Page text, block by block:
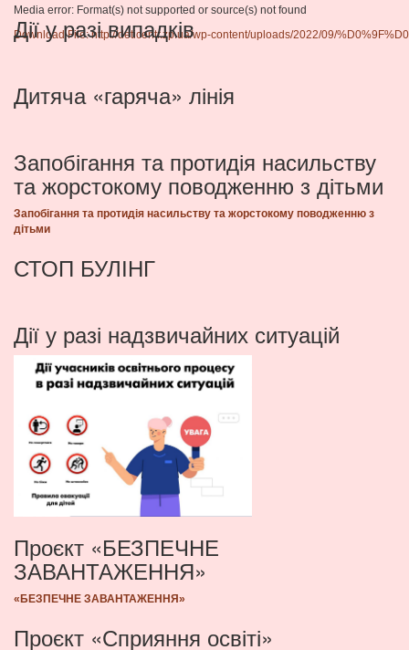
Media error: Format(s) not supported or source(s) not found
Download File: http://deticentr.zp.ua/wp-content/uploads/2022/09/
Дії у разі випадків
Дитяча «гаряча» лінія
Запобігання та протидія насильству
та жорстокому поводженню з дітьми
Запобігання та протидія насильству та жорстокому поводженню з
дітьми
СТОП БУЛІНГ
Дії у разі надзвичайних ситуацій
Проєкт «БЕЗПЕЧНЕ
ЗАВАНТАЖЕННЯ»
«БЕЗПЕЧНЕ ЗАВАНТАЖЕННЯ»
Проєкт «Сприяння освіті»